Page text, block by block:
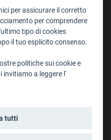
per assicurare il corretto
per comprendere
tipo di cookies
il tuo esplicito consenso.
politiche sui cookie e
invitiamo a leggere l'
tutti